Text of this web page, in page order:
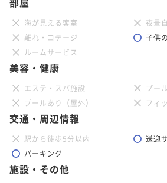
海が見える客室
夜景
離れ・コテージ
子供
ルームサービス
美容・健康
エステ・スパ施設
プー
プールあり（屋外）
フィ
交通・周辺情報
駅から徒歩5分以内
送迎
パーキング
施設・その他